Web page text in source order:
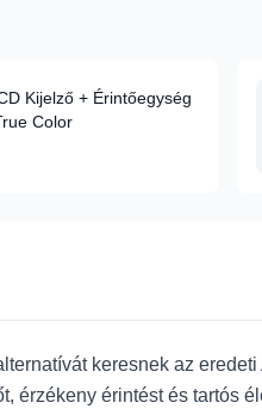
Kijelző + Érintőegység
Color
keresnek az
érzékeny érintést és tartós